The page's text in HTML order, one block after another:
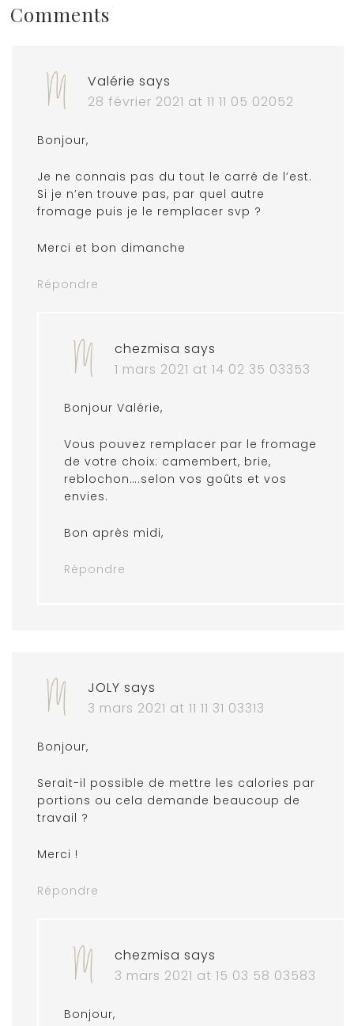
Comments
Valérie says
28 février 2021 at 11 11 05 02052
Bonjour,
Je ne connais pas du tout le carré de l’est.
Si je n’en trouve pas, par quel autre
fromage puis je le remplacer svp ?
Merci et bon dimanche
Répondre
chezmisa says
1 mars 2021 at 14 02 35 03353
Bonjour Valérie,
Vous pouvez remplacer par le fromage
de votre choix: camembert, brie,
reblochon….selon vos goûts et vos
envies.
Bon après midi,
Répondre
JOLY says
3 mars 2021 at 11 11 31 03313
Bonjour,
Serait-il possible de mettre les calories par
portions ou cela demande beaucoup de
travail ?
Merci !
Répondre
chezmisa says
3 mars 2021 at 15 03 58 03583
Bonjour,